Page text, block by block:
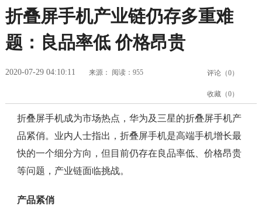
折叠屏手机产业链仍存多重难
题：良品率低 价格昂贵
2020-07-29 04:10:11 来源： 阅读：955 评论（0）
收藏（0）
折叠屏手机成为市场热点，华为及三星的折叠屏手机产
品紧俏。业内人士指出，折叠屏手机是高端手机增长最
快的一个细分方向，但目前仍存在良品率低、价格昂贵
等问题，产业链面临挑战。
产品紧俏